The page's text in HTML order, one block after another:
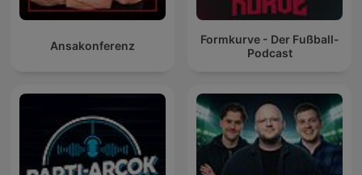
Ansakonferenz
Formkurve - Der Fußball-
Podcast